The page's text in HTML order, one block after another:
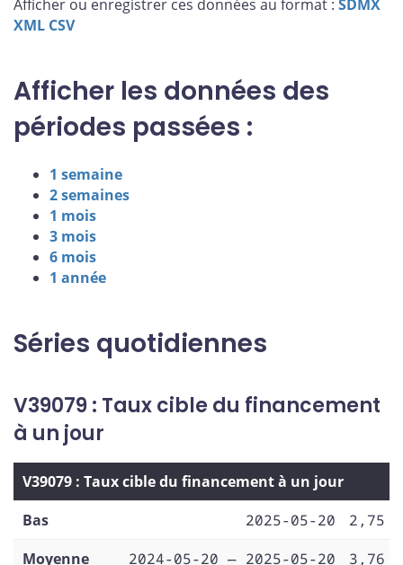
Afficher ou enregistrer ces données au format : SDMX
XML CSV
Afficher les données des
périodes passées :
1 semaine
2 semaines
1 mois
3 mois
6 mois
1 année
Séries quotidiennes
V39079 : Taux cible du financement
à un jour
V39079 : Taux cible du financement à un jour
Bas
2025-05-20
2,75
Moyenne
2024-05-20 — 2025-05-20
3,76